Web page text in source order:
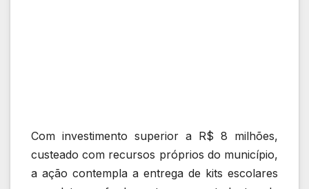
Com investimento superior a R$ 8 milhões,
custeado com recursos próprios do município,
a ação contempla a entrega de kits escolares